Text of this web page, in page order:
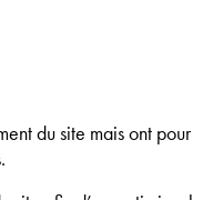
du site mais ont pour